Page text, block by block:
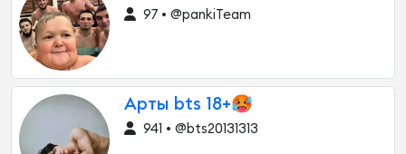
97 • @pankiTeam
Арты bts 18+🥵
941 • @bts20131313